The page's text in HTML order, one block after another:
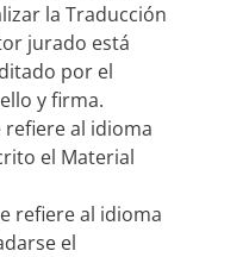
la Traducción
jurado está
por el
y firma.
refiere al idioma
el Material
refiere al idioma
el